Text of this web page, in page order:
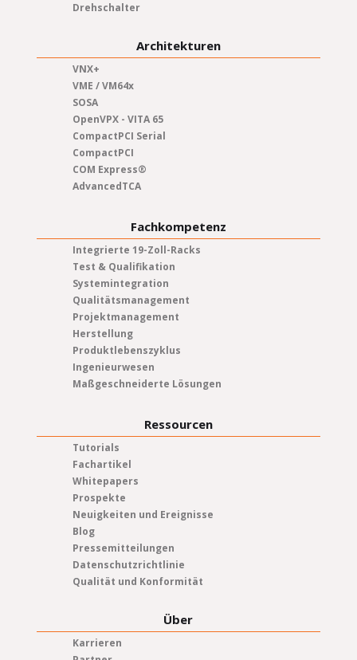
Drehschalter
Architekturen
VNX+
VME / VM64x
SOSA
OpenVPX - VITA 65
CompactPCI Serial
CompactPCI
COM Express®
AdvancedTCA
Fachkompetenz
Integrierte 19-Zoll-Racks
Test & Qualifikation
Systemintegration
Qualitätsmanagement
Projektmanagement
Herstellung
Produktlebenszyklus
Ingenieurwesen
Maßgeschneiderte Lösungen
Ressourcen
Tutorials
Fachartikel
Whitepapers
Prospekte
Neuigkeiten und Ereignisse
Blog
Pressemitteilungen
Datenschutzrichtlinie
Qualität und Konformität
Über
Karrieren